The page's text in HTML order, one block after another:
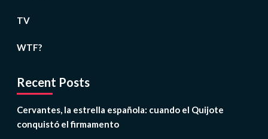
TV
WTF?
Recent Posts
Cervantes, la estrella española: cuando el Quijote
conquistó el firmamento